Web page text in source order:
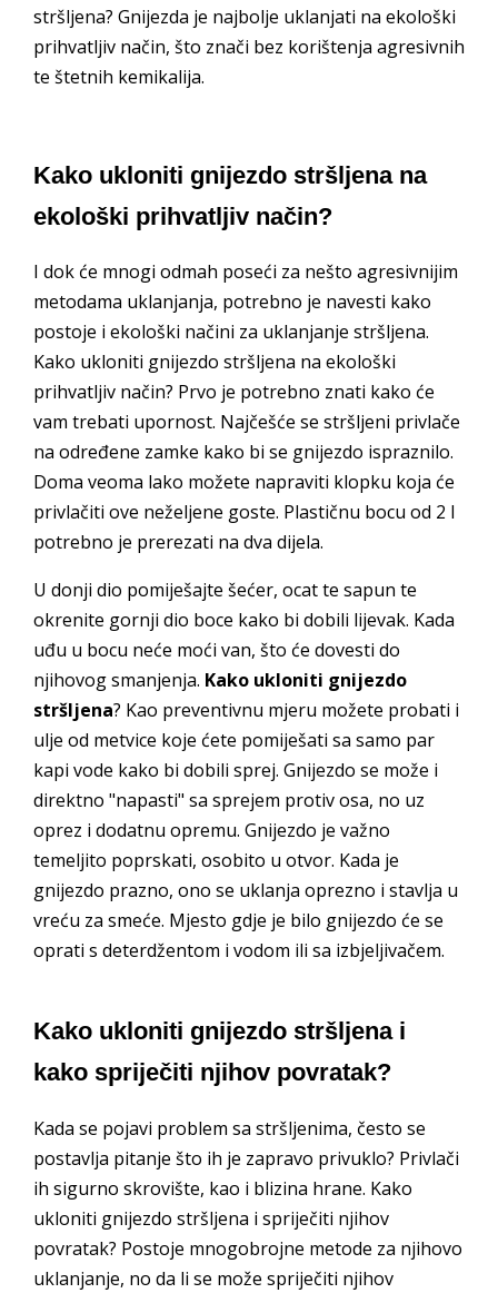
stršljena? Gnijezda je najbolje uklanjati na ekološki
prihvatljiv način, što znači bez korištenja agresivnih
te štetnih kemikalija.
Kako ukloniti gnijezdo stršljena na
ekološki prihvatljiv način?
I dok će mnogi odmah poseći za nešto agresivnijim
metodama uklanjanja, potrebno je navesti kako
postoje i ekološki načini za uklanjanje stršljena.
Kako ukloniti gnijezdo stršljena na ekološki
prihvatljiv način? Prvo je potrebno znati kako će
vam trebati upornost. Najčešće se stršljeni privlače
na određene zamke kako bi se gnijezdo ispraznilo.
Doma veoma lako možete napraviti klopku koja će
privlačiti ove neželjene goste. Plastičnu bocu od 2 l
potrebno je prerezati na dva dijela.
U donji dio pomiješajte šećer, ocat te sapun te
okrenite gornji dio boce kako bi dobili lijevak. Kada
uđu u bocu neće moći van, što će dovesti do
njihovog smanjenja. Kako ukloniti gnijezdo
stršljena? Kao preventivnu mjeru možete probati i
ulje od metvice koje ćete pomiješati sa samo par
kapi vode kako bi dobili sprej. Gnijezdo se može i
direktno "napasti" sa sprejem protiv osa, no uz
oprez i dodatnu opremu. Gnijezdo je važno
temeljito poprskati, osobito u otvor. Kada je
gnijezdo prazno, ono se uklanja oprezno i stavlja u
vreću za smeće. Mjesto gdje je bilo gnijezdo će se
oprati s deterdžentom i vodom ili sa izbjeljivačem.
Kako ukloniti gnijezdo stršljena i
kako spriječiti njihov povratak?
Kada se pojavi problem sa stršljenima, često se
postavlja pitanje što ih je zapravo privuklo? Privlači
ih sigurno skrovište, kao i blizina hrane. Kako
ukloniti gnijezdo stršljena i spriječiti njihov
povratak? Postoje mnogobrojne metode za njihovo
uklanjanje, no da li se može spriječiti njihov